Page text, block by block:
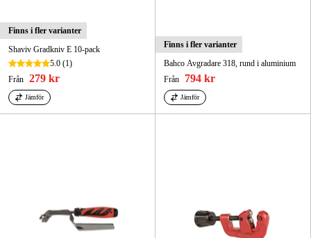
Finns i fler varianter
Shaviv Gradkniv E 10-pack
5.0 (1)
Från 279 kr
Jämför
Finns i fler varianter
Bahco Avgradare 318, rund i aluminium
Från
794 kr
Jämför